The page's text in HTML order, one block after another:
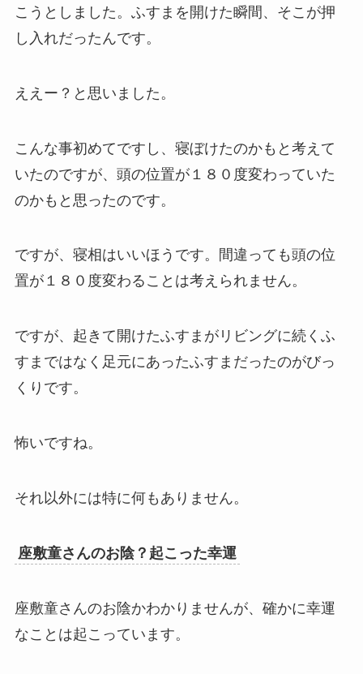
こうとしました。ふすまを開けた瞬間、そこが押
し入れだったんです。
ええー？と思いました。
こんな事初めてですし、寝ぼけたのかもと考えて
いたのですが、頭の位置が１８０度変わっていた
のかもと思ったのです。
ですが、寝相はいいほうです。間違っても頭の位
置が１８０度変わることは考えられません。
ですが、起きて開けたふすまがリビングに続くふ
すまではなく足元にあったふすまだったのがびっ
くりです。
怖いですね。
それ以外には特に何もありません。
座敷童さんのお陰？起こった幸運
座敷童さんのお陰かわかりませんが、確かに幸運
なことは起こっています。